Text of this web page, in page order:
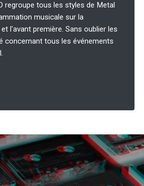
regroupe tous les styles de Metal
musicale sur la
l'avant première. Sans oublier les
concernant tous les événements